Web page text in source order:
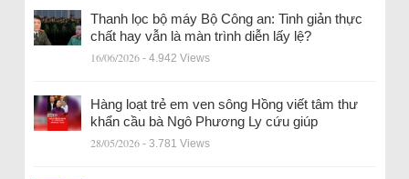
Thanh lọc bộ máy Bộ Công an: Tinh giản thực
chất hay vẫn là màn trình diễn lấy lệ?
16/06/2026 - 4.942 Views
Hàng loạt trẻ em ven sông Hồng viết tâm thư
khẩn cầu bà Ngô Phương Ly cứu giúp
28/05/2026 - 3.781 Views